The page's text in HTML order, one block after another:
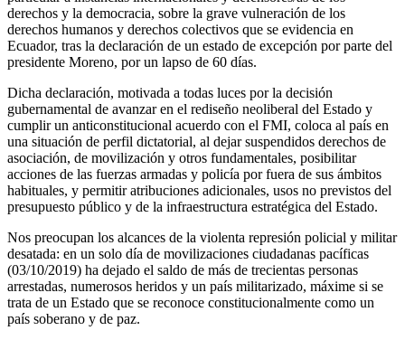
derechos y la democracia, sobre la grave vulneración de los
derechos humanos y derechos colectivos que se evidencia en
Ecuador, tras la declaración de un estado de excepción por parte del
presidente Moreno, por un lapso de 60 días.
Dicha declaración, motivada a todas luces por la decisión
gubernamental de avanzar en el rediseño neoliberal del Estado y
cumplir un anticonstitucional acuerdo con el FMI, coloca al país en
una situación de perfil dictatorial, al dejar suspendidos derechos de
asociación, de movilización y otros fundamentales, posibilitar
acciones de las fuerzas armadas y policía por fuera de sus ámbitos
habituales, y permitir atribuciones adicionales, usos no previstos del
presupuesto público y de la infraestructura estratégica del Estado.
Nos preocupan los alcances de la violenta represión policial y militar
desatada: en un solo día de movilizaciones ciudadanas pacíficas
(03/10/2019) ha dejado el saldo de más de trecientas personas
arrestadas, numerosos heridos y un país militarizado, máxime si se
trata de un Estado que se reconoce constitucionalmente como un
país soberano y de paz.